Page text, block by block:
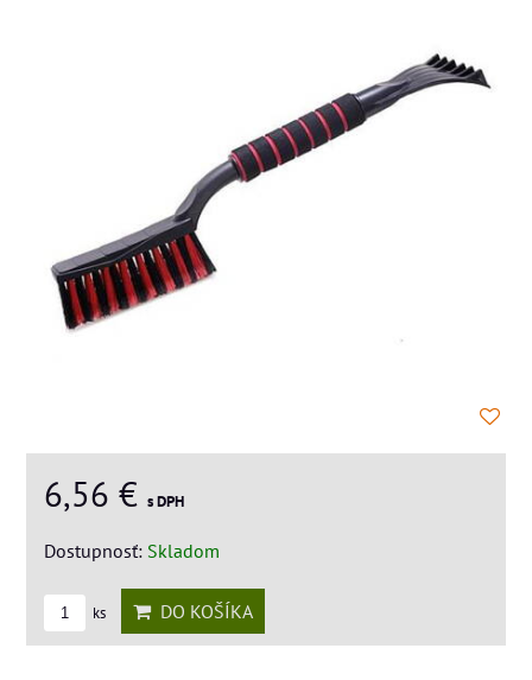
6,56 € s DPH
Dostupnosť: Skladom
ks DO KOŠÍKA